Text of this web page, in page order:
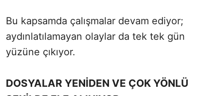
Bu kapsamda çalışmalar devam ediyor;
aydınlatılamayan olaylar da tek tek gün
yüzüne çıkıyor.
DOSYALAR YENİDEN VE ÇOK YÖNLÜ